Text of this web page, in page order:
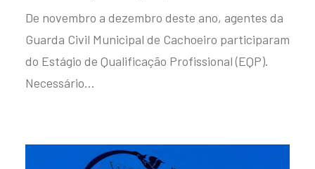
De novembro a dezembro deste ano, agentes da
Guarda Civil Municipal de Cachoeiro participaram
do Estágio de Qualificação Profissional (EQP).
Necessário…